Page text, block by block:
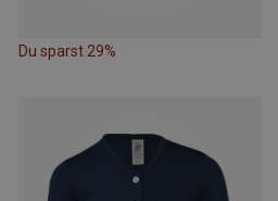
Du sparst 29%